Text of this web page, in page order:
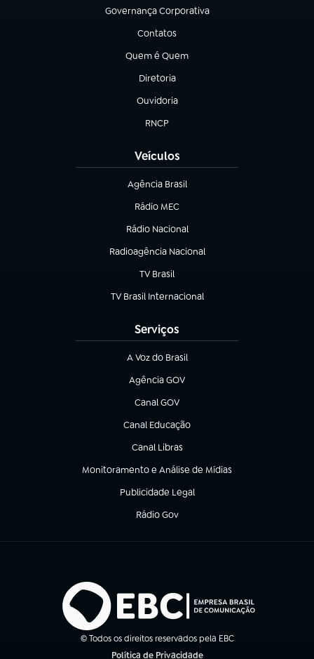
Governança Corporativa
(abre em nova aba)
Contatos
(abre em nova aba)
Quem é Quem
(abre em nova aba)
Diretoria
(abre em nova aba)
Ouvidoria
(abre em nova aba)
RNCP
(abre em nova aba)
Veículos
Agência Brasil
(abre em nova aba)
Rádio MEC
(abre em nova aba)
Rádio Nacional
Radioagência Nacional
(abre em nova aba)
TV Brasil
(abre em nova aba)
TV Brasil Internacional
(abre em nova aba)
Serviços
A Voz do Brasil
(abre em nova aba)
Agência GOV
(abre em nova aba)
Canal GOV
(abre em nova aba)
Canal Educação
(abre em nova aba)
Canal Libras
(abre em nova aba)
Monitoramento e Análise de Mídias
(abre em nova aba)
Publicidade Legal
(abre em nova aba)
Rádio Gov
(abre em nova aba)
© Todos os direitos reservados pela EBC
Política de Privacidade